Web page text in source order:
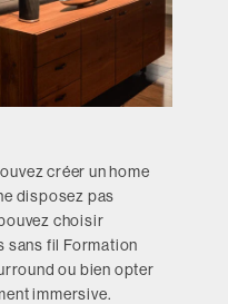
créer un home
disposez pas
choisir
sans fil Formation
ou bien opter
immersive.